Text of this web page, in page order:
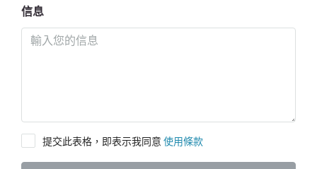
信息
提交此表格，即表示我同意 使用條款